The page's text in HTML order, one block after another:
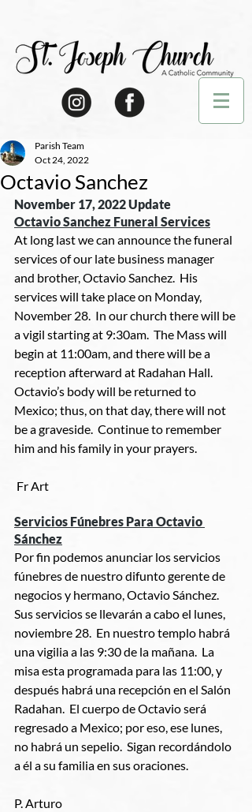
Octavio Sanchez
Parish Team
Oct 24, 2022
November 17, 2022 Update
Octavio Sanchez Funeral Services
At long last we can announce the funeral
services of our late business manager
and brother, Octavio Sanchez.  His
services will take place on Monday,
November 28.  In our church there will be
a vigil starting at 9:30am.  The Mass will
begin at 11:00am, and there will be a
reception afterward at Radahan Hall.
Octavio’s body will be returned to
Mexico; thus, on that day, there will not
be a graveside.  Continue to remember
him and his family in your prayers.
Fr Art
Servicios Fúnebres Para Octavio
Sánchez
Por fin podemos anunciar los servicios
fúnebres de nuestro difunto gerente de
negocios y hermano, Octavio Sánchez.
Sus servicios se llevarán a cabo el lunes,
noviembre 28.  En nuestro templo habrá
una vigilia a las 9:30 de la mañana.  La
misa esta programada para las 11:00, y
después habrá una recepción en el Salón
Radahan.  El cuerpo de Octavio será
regresado a Mexico; por eso, ese lunes,
no habrá un sepelio.  Sigan recordándolo
a él a su familia en sus oraciones.
P. Arturo